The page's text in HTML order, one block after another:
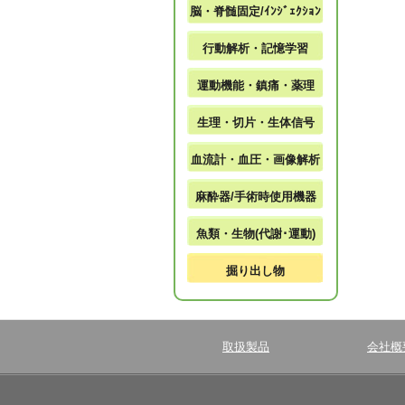
脳・脊髄固定/ｲﾝｼﾞｪｸｼｮﾝ
行動解析・記憶学習
運動機能・鎮痛・薬理
生理・切片・生体信号
血流計・血圧・画像解析
麻酔器/手術時使用機器
魚類・生物(代謝･運動)
掘り出し物
取扱製品 会社概